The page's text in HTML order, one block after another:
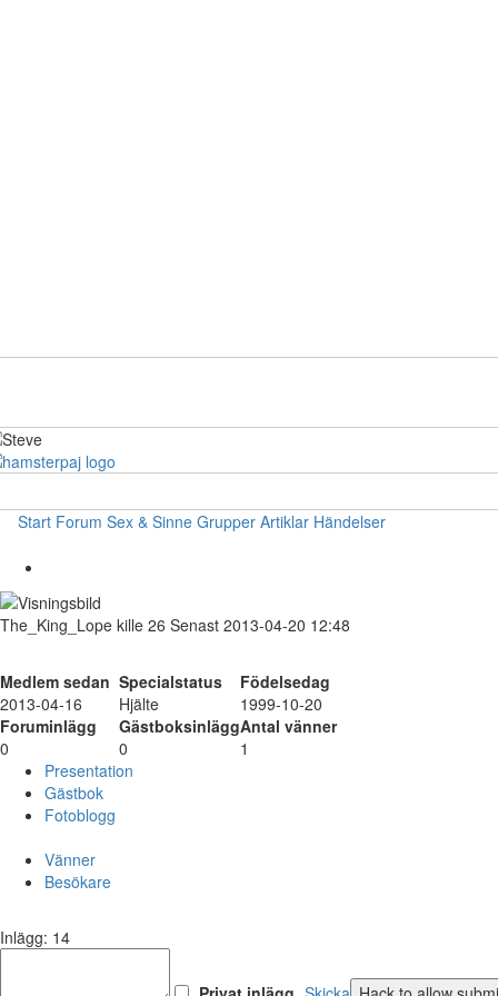
Start Forum Sex & Sinne Grupper Artiklar Händelser
The_King_Lope kille 26 Senast 2013-04-20 12:48
Medlem sedan Specialstatus
Födelsedag
2013-04-16
Hjälte
1999-10-20
Foruminlägg
GästboksinläggAntal vänner
0
0
1
Presentation
Gästbok
Fotoblogg
Vänner
Besökare
Inlägg: 14